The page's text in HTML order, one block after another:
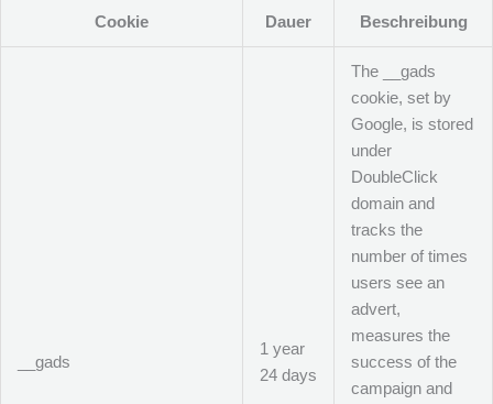
Cookie Dauer Beschreibung
__gads
1 year
24 days
The __gads
cookie, set by
Google, is stored
under
DoubleClick
domain and
tracks the
number of times
users see an
advert,
measures the
success of the
campaign and